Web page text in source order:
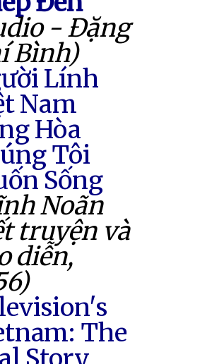
- Đặng
Bình)
Lính
Nam
Hòa
Tôi
Sống
Noãn
truyện và
diễn,
The